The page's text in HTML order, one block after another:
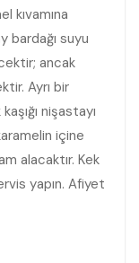
kıvamına
bardağı suyu
ancak
Ayrı bir
nişastayı
içine
alacaktır. Kek
yapın. Afiyet